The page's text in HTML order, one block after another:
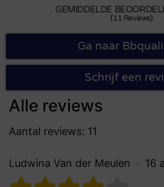
GEMIDDELDE
(11 Reviews)
Ga naar
Schrijf een
Alle reviews
Aantal reviews: 11
Ludwina Van der Meulen 16